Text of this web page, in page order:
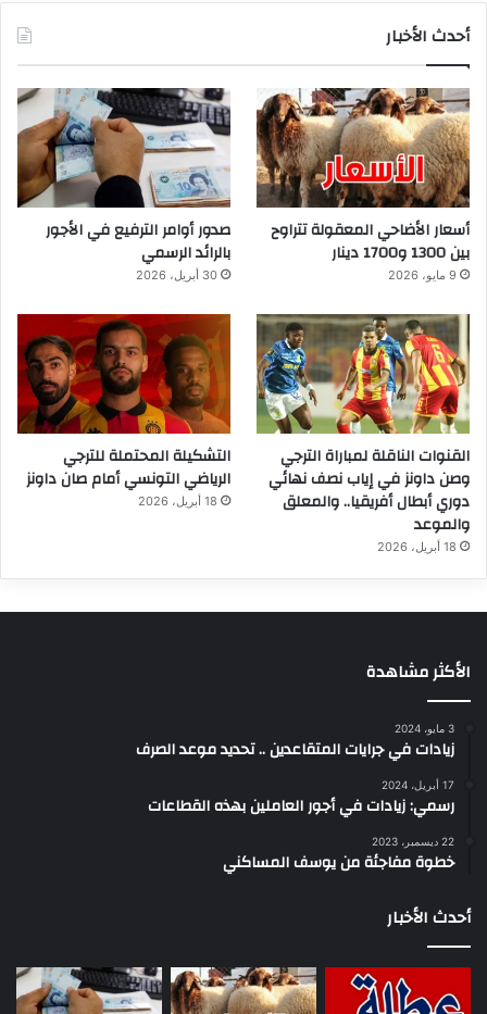
أحدث الأخبار
أسعار الأضاحي المعقولة تتراوح
بين 1300 و1700 دينار
9 مايو، 2026
صدور أوامر الترفيع في الأجور
بالرائد الرسمي
30 أبريل، 2026
القنوات الناقلة لمباراة الترجي
وصن داونز في إياب نصف نهائي
دوري أبطال أفريقيا.. والمعلق
والموعد
18 أبريل، 2026
التشكيلة المحتملة للترجي
الرياضي التونسي أمام صان داونز
18 أبريل، 2026
الأكثر مشاهدة
3 مايو، 2024
زيادات في جرايات المتقاعدين .. تحديد موعد الصرف
17 أبريل، 2024
رسمي: زيادات في أجور العاملين بهذه القطاعات
22 ديسمبر، 2023
خطوة مفاجئة من يوسف المساكني
أحدث الأخبار